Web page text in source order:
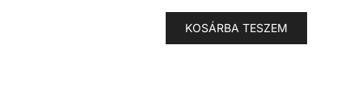
KOSÁRBA TESZEM